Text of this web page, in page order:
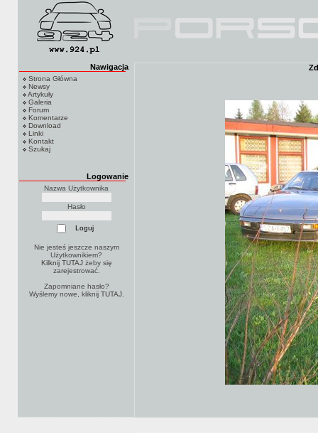
Nawigacja
Strona Główna
Newsy
Artykuły
Galeria
Forum
Komentarze
Download
Linki
Kontakt
Szukaj
Logowanie
Nazwa Użytkownika
Hasło
Nie jesteś jeszcze naszym
Użytkownikiem?
Kilknij TUTAJżeby się
zarejestrować.
Zapomniane hasło?
Wyślemy nowe, kliknij TUTAJ.